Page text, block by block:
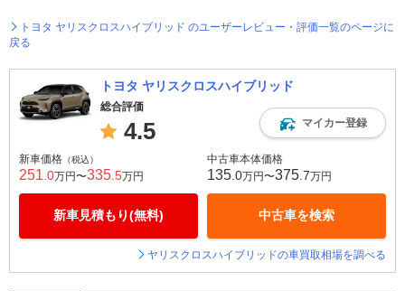
トヨタ ヤリスクロスハイブリッド のユーザーレビュー・評価一覧のページに
戻る
トヨタ ヤリスクロスハイブリッド
総合評価
4.5 マイカー登録
新車価格 （税込）
251 .0万円〜335 .5万円
新車見積もり(無料)
中古車本体価格
135 .0万円〜375 .7万円
中古車を検索
ヤリスクロスハイブリッドの車買取相場を調べる